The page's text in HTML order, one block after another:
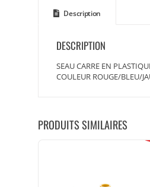
Description
DESCRIPTION
SEAU CARRE EN
COULEUR ROUGE/BLEU/
PRODUITS SIMILAIRES